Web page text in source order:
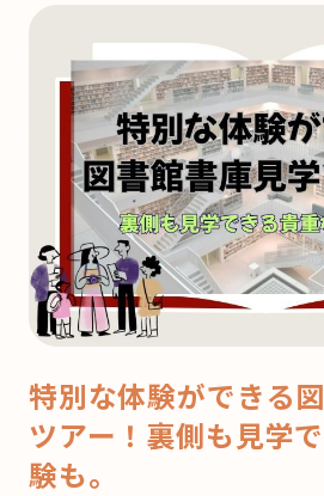
特別な体験ができる
ツアー！裏側も見学
験も。